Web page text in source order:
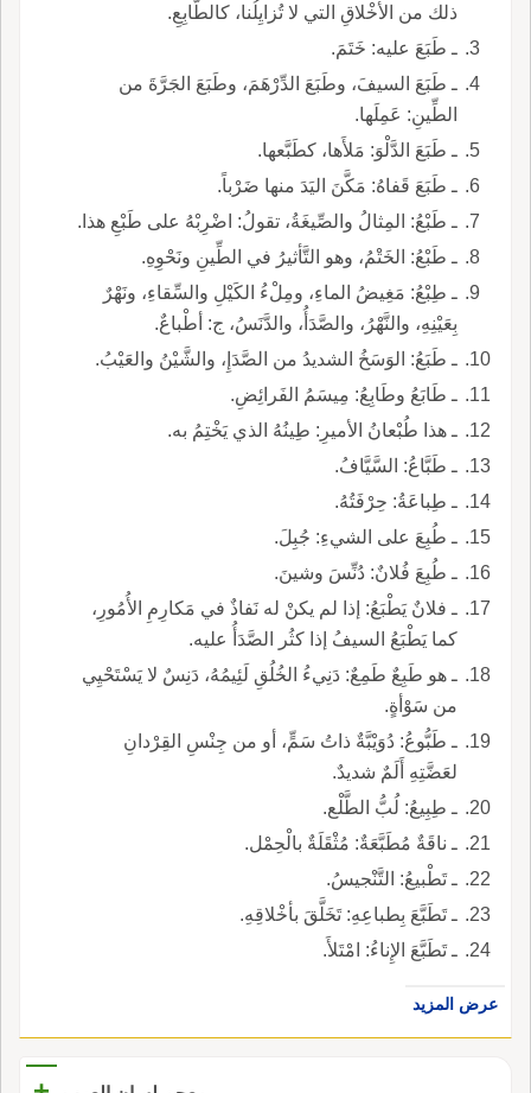
ذلك من الأخْلاقِ التي لا تُزايِلُنا، كالطَّابِعِ.
ـ طَبَعَ عليه: خَتَمَ.
ـ طَبَعَ السيفَ، وطَبَعَ الدِّرْهَمَ، وطَبَعَ الجَرَّةَ من
الطِّينِ: عَمِلَها.
ـ طَبَعَ الدَّلْوَ: مَلأَها، كطَبَّعها.
ـ طَبَعَ قَفاهُ: مَكَّنَ اليَدَ منها ضَرْباً.
ـ طَبْعُ: المِثالُ والصِّيغَةُ، تقولُ: اضْرِبْهُ على طَبْعِ هذا.
ـ طَبْعُ: الخَتْمُ، وهو التَّأثيرُ في الطِّينِ ونَحْوِهِ.
ـ طِبْعُ: مَغِيضُ الماءِ، ومِلْءُ الكَيْلِ والسِّقاءِ، ونَهْرٌ
بِعَيْنِهِ، والنَّهْرُ، والصَّدَأُ، والدَّنَسُ، ج: أطْباعٌ.
ـ طَبَعُ: الوَسَخُ الشديدُ من الصَّدَإِ، والشَّيْنُ والعَيْبُ.
ـ طَابَعُ وطَابِعُ: مِيسَمُ الفَرائِضِ.
ـ هذا طُبْعانُ الأميرِ: طِينُهُ الذي يَخْتِمُ به.
ـ طَبَّاعُ: السَّيَّافُ.
ـ طِباعَةُ: حِرْفَتُهُ.
ـ طُبِعَ على الشيءِ: جُبِلَ.
ـ طُبِعَ فُلانٌ: دُنِّسَ وشينَ.
ـ فلانٌ يَطْبَعُ: إذا لم يكنْ له نَفاذٌ في مَكارِمِ الأُمُورِ،
كما يَطْبَعُ السيفُ إذا كثُر الصَّدَأُ عليه.
ـ هو طَبِعٌ طَمِعٌ: دَنِيءُ الخُلُقِ لَئِيمُهُ، دَنِسٌ لا يَسْتَحْيِي
من سَوْأةٍ.
ـ طَبُّوعُ: دُوَيْبَّةٌ ذاتُ سَمٍّ، أو من جِنْسِ القِرْدانِ
لعَضَّتِهِ أَلَمٌ شديدٌ.
ـ طِبِيعُ: لُبُّ الطَّلْع.
ـ ناقَةٌ مُطَبَّعَةٌ: مُثْقَلَةٌ بالْحِمْل.
ـ تَطْبيعُ: التَّنْجيسُ.
ـ تَطَبَّعَ بِطباعِهِ: تَخَلَّقَ بأخْلاقِهِ.
ـ تَطَبَّعَ الإِناءُ: امْتَلأَ.
عرض المزيد